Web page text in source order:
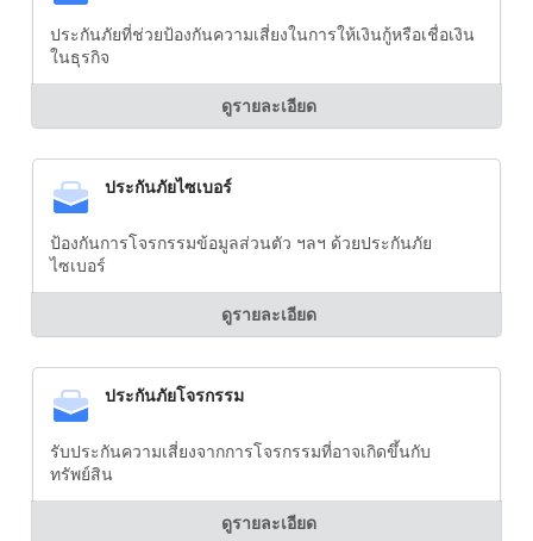
ประกันภัยที่ช่วยป้องกันความเสี่ยงในการให้เงินกู้หรือเชื่อเงิน
ในธุรกิจ
ดูรายละเอียด
ประกันภัยไซเบอร์
ป้องกันการโจรกรรมข้อมูลส่วนตัว ฯลฯ ด้วยประกันภัย
ไซเบอร์
ดูรายละเอียด
ประกันภัยโจรกรรม
รับประกันความเสี่ยงจากการโจรกรรมที่อาจเกิดขึ้นกับ
ทรัพย์สิน
ดูรายละเอียด